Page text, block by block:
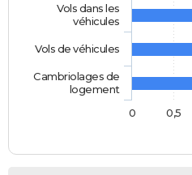
Vols dans les
véhicules
Vols de véhicules
Cambriolages de
logement
0
0,5